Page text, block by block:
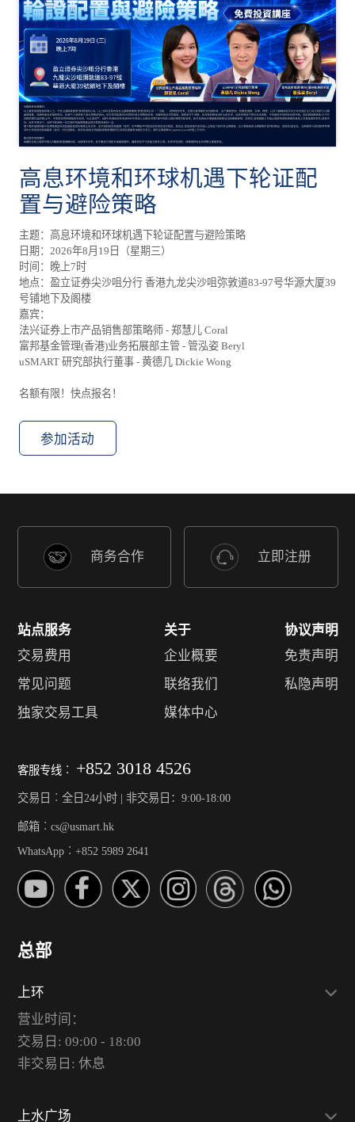
高息环境和环球机遇下轮证配
置与避险策略
主题：高息环境和环球机遇下轮证配置与避险策略
日期：2026年8月19日（星期三）
时间：晚上7时
地点：盈立证券尖沙咀分行 香港九龙尖沙咀弥敦道83-97号华源大厦39
号铺地下及阁楼
嘉宾：
法兴证券上市产品销售部策略师 - 郑慧儿 Coral
富邦基金管理(香港)业务拓展部主管 - 管泓姿 Beryl
uSMART 研究部执行董事 - 黄德几 Dickie Wong
名额有限！快点报名！
参加活动
商务合作 立即注册
站点服务
交易费用
常见问题
独家交易工具
关于
企业概要
联络我们
媒体中心
协议声明
免责声明
私隐声明
客服专线︰ +852 3018 4526
交易日︰全日24小时 | 非交易日：9:00-18:00
邮箱︰cs@usmart.hk
WhatsApp︰+852 5989 2641
总部
上环
营业时间：
交易日: 09:00 - 18:00
非交易日: 休息
上水广场